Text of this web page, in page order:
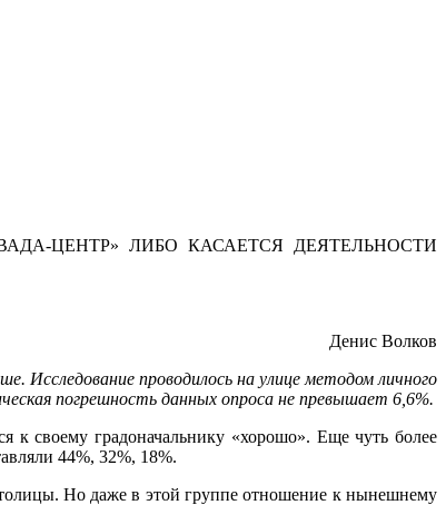
ЦЕНТР» ЛИБО КАСАЕТСЯ ДЕЯТЕЛЬНОСТИ
Денис Волков
Исследование проводилось на улице методом личного
погрешность данных опроса не превышает 6,6%.
к своему градоначальнику «хорошо». Еще чуть более
44%, 32%, 18%.
Но даже в этой группе отношение к нынешнему